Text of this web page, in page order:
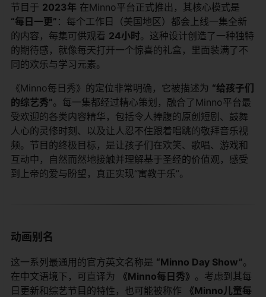
节目于 2023年 ​ 在Minno平台正式推出，其核心模式是
“每日一更” ：每个工作日（美国地区）都会上线一集全新
的内容，每集可供观看 24小时。这种设计创造了一种独特
的期待感，就像每天打开一个惊喜的礼盒，里面装满了不
同的欢乐与学习元素。
《Minno每日秀》的定位非常明确，它被描述为 “给孩子们
的综艺秀”。每一集都经过精心策划，融合了Minno平台最
受欢迎的各类内容精华，包括令人捧腹的原创短剧、鼓舞
人心的灵修时刻、以及让人忍不住跟着唱跳的敬拜音乐视
频。节目的终极目标，是让孩子们在欢笑、歌唱、游戏和
互动中，自然而然地接触并理解基于圣经的价值观，感受
到上帝的爱与盼望，真正实现“寓教于乐”。
动画别名
这一系列最通用的官方英文名称是 “Minno Day Show”。
在中文语境下，可直译为
《Minno每日秀》 。考虑到其每
日更新和综艺节目的特性，也可能被称作
《Minno儿童每